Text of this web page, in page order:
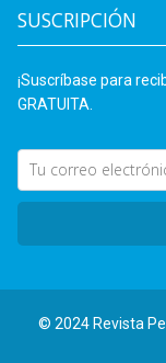
SUSCRIPCIÓN
¡Suscríbase para
GRATUITA.
© 2024 Revista